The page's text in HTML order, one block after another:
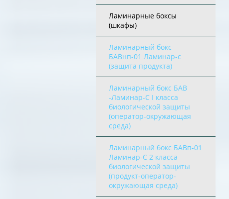
Ламинарные боксы
(шкафы)
Ламинарный бокс
БАВнп-01 Ламинар-с
(защита продукта)
Ламинарный бокс БАВ
-Ламинар-С I класса
биологической защиты
(оператор-окружающая
среда)
Ламинарный бокс БАВп-01
Ламинар-С 2 класса
биологической защиты
(продукт-оператор-
окружающая среда)